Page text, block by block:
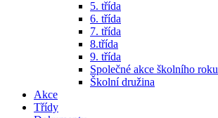
5. třída
6. třída
7. třída
8.třída
9. třída
Společné akce školního roku
Školní družina
Akce
Třídy